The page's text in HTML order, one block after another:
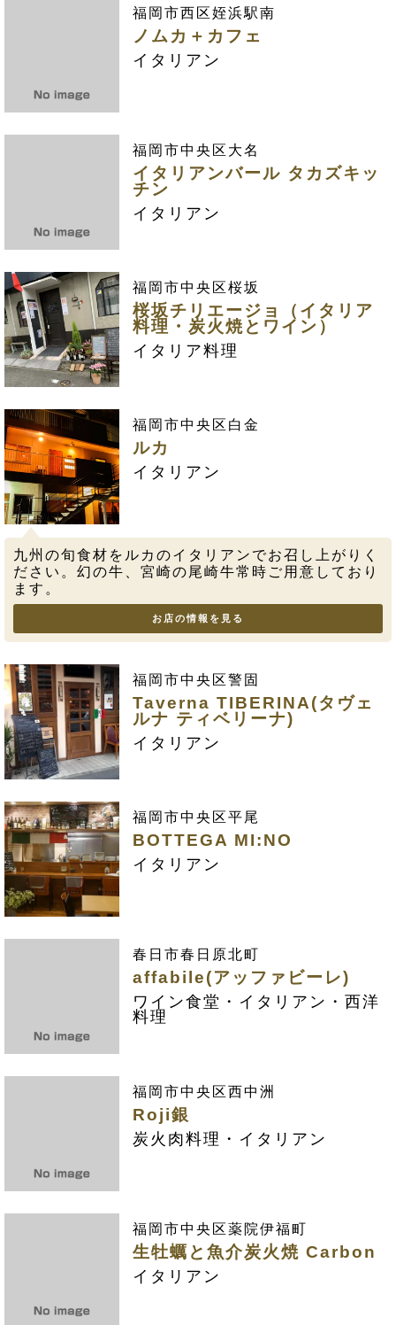
福岡市西区姪浜駅南
ノムカ＋カフェ
イタリアン
福岡市中央区大名
イタリアンバール タカズキッ
チン
イタリアン
福岡市中央区桜坂
桜坂チリエージョ（イタリア
料理・炭火焼とワイン）
イタリア料理
福岡市中央区白金
ルカ
イタリアン
九州の旬食材をルカのイタリアンでお召し上がりく
ださい。幻の牛、宮崎の尾崎牛常時ご用意しており
ます。
お店の情報を見る
福岡市中央区警固
Taverna TIBERINA(タヴェ
ルナ ティベリーナ)
イタリアン
福岡市中央区平尾
BOTTEGA MI:NO
イタリアン
春日市春日原北町
affabile(アッファビーレ)
ワイン食堂・イタリアン・西洋
料理
福岡市中央区西中洲
Roji銀
炭火肉料理・イタリアン
福岡市中央区薬院伊福町
生牡蠣と魚介炭火焼 Carbon
イタリアン